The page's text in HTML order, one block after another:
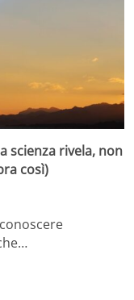
scienza rivela, non
così)